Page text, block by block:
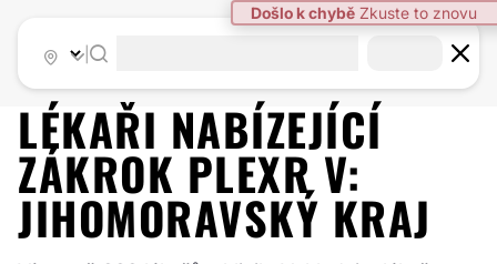
LÉKAŘI NABÍZEJÍCÍ
ZÁKROK PLEXRV:
JIHOMORAVSKÝ KRAJ